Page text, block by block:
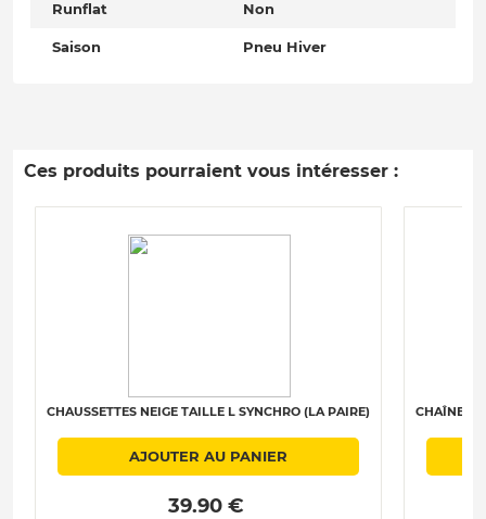
Runflat Non
Saison Pneu Hiver
Ces produits pourraient vous intéresser :
CHAUSSETTES NEIGE TAILLE L SYNCHRO (LA PAIRE)
AJOUTER AU PANIER
39.90 €
CHAÎNES